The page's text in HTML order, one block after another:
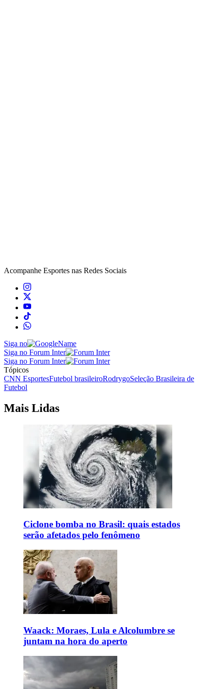
Acompanhe Esportes nas Redes Sociais
Siga no
Siga no Forum Inter
Siga no Forum Inter
Tópicos
CNN EsportesFutebol brasileiroRodrygoSeleção Brasileira de
Futebol
Mais Lidas
Ciclone bomba no Brasil: quais estados
serão afetados pelo fenômeno
Waack: Moraes, Lula e Alcolumbre se
juntam na hora do aperto